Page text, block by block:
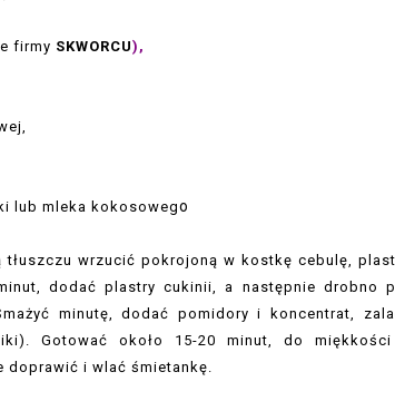
firmy SKWORCU) ,
lub mleka kokosowego
tłuszczu wrzucić pokrojoną w kostkę cebulę,
dodać plastry cukinii, a następnie drobno
minutę, dodać pomidory i koncentrat,
Gotować około 15-20 minut, do
i wlać śmietankę.